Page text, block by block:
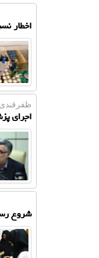
اخطار
اجرای
شروع رسمی